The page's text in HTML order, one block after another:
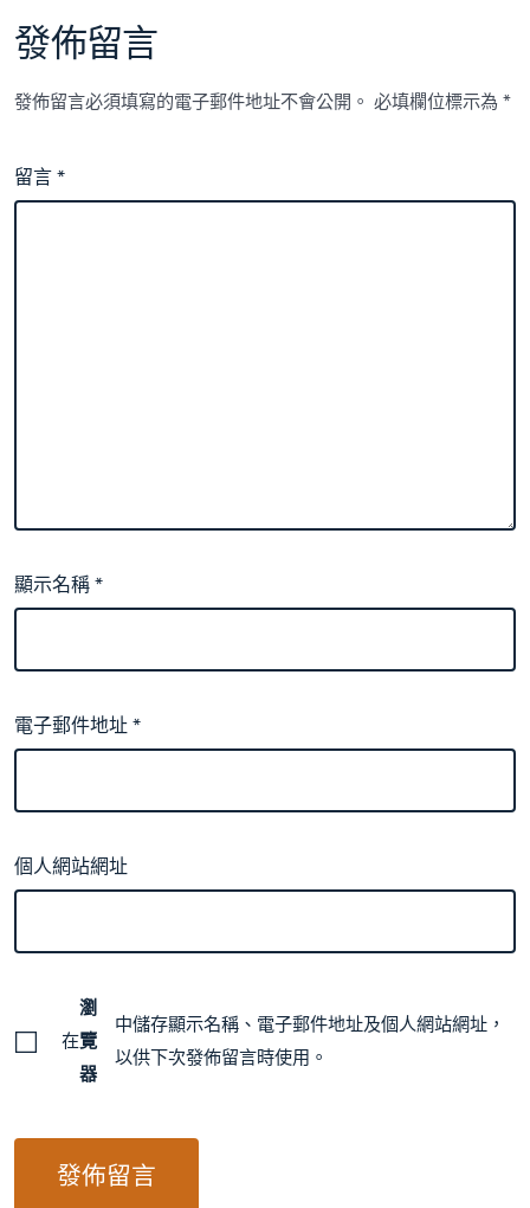
發佈留言
發佈留言必須填寫的電子郵件地址不會公開。 必填欄位標示為*
留言*
顯示名稱*
電子郵件地址*
個人網站網址
在
瀏
覽
器
中儲存顯示名稱、電子郵件地址及個人網站網址，
以供下次發佈留言時使用。